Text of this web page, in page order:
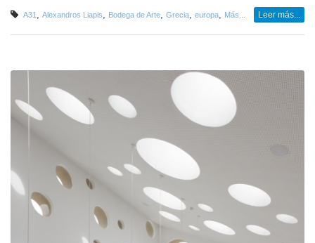
A31 Alexandros Liapis Bodega de Arte Grecia europa Más... Leer más...